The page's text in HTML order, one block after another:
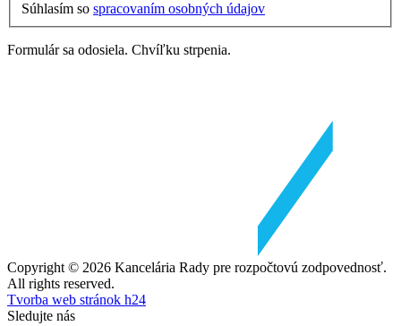
Súhlasím so spracovaním osobných údajov
Formulár sa odosiela. Chvíľku strpenia.
Copyright © 2026 Kancelária Rady pre rozpočtovú zodpovednosť.
All rights reserved.
Tvorba web stránok h24
Sledujte nás